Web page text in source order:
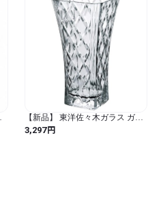
【新品】 東洋佐々木ガラス ガー
ニッシュ フラワーベース 日本製
食洗機対応 P-26468-JAN クリア
3,297円